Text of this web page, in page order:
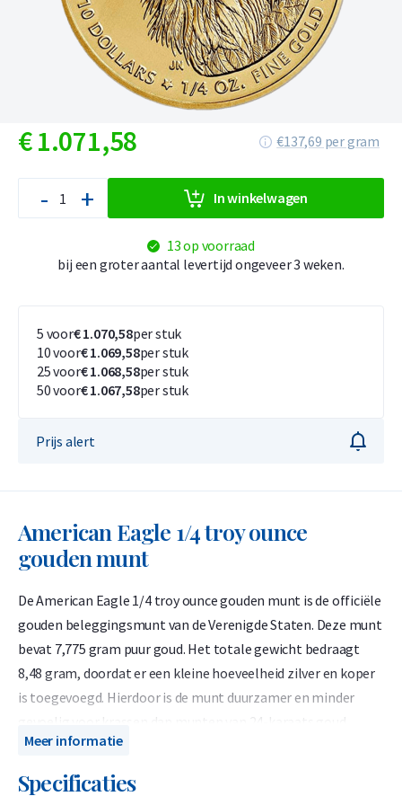
€1.071,58 €137,69 per gram
- + In winkelwagen
13 op voorraad
bij een groter aantal levertijd ongeveer 3 weken.
5 voor€ 1.070,58per stuk
10 voor€ 1.069,58per stuk
25 voor€ 1.068,58per stuk
50 voor€ 1.067,58per stuk
Prijs alert
American Eagle 1/4 troy ounce
gouden munt
De American Eagle 1/4 troy ounce gouden munt is de officiële
gouden beleggingsmunt van de Verenigde Staten. Deze munt
bevat 7,775 gram puur goud. Het totale gewicht bedraagt
8,48 gram, doordat er een kleine hoeveelheid zilver en koper
is toegevoegd. Hierdoor is de munt duurzamer en minder
gevoelig voor krassen dan munten van 24-karaats goud.
Omdat de American Eagle exact 1/4 troy ounce goud bevat,
doet deze qua waarde niet onder voor 24-karaats gouden
munten van hetzelfde gewicht, zoals de Maple Leaf of de
Meer informatie
Specificaties